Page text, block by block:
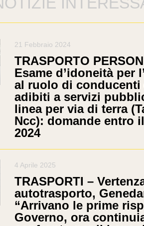
21 Febbraio 2024
TRASPORTO
Esame d’idoneità per
al ruolo di conducenti
adibiti a servizi
linea per via di terra
Ncc): domande entro
2024
4 Aprile 2025
TRASPORTI –
autotrasporto,
“Arrivano le prime
Governo, ora